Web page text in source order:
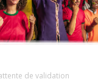
de validation